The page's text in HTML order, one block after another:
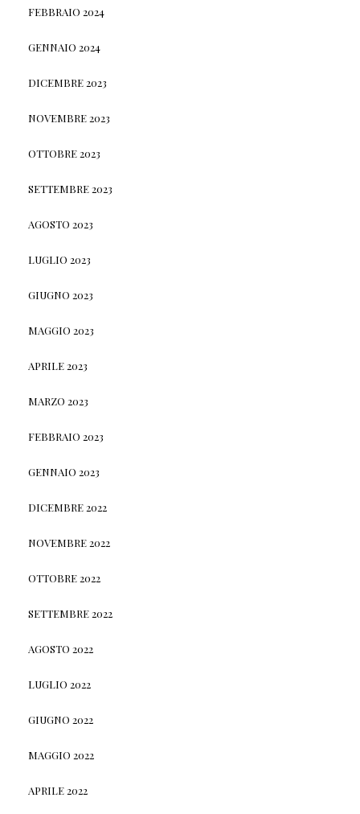
FEBBRAIO 2024
GENNAIO 2024
DICEMBRE 2023
NOVEMBRE 2023
OTTOBRE 2023
SETTEMBRE 2023
AGOSTO 2023
LUGLIO 2023
GIUGNO 2023
MAGGIO 2023
APRILE 2023
MARZO 2023
FEBBRAIO 2023
GENNAIO 2023
DICEMBRE 2022
NOVEMBRE 2022
OTTOBRE 2022
SETTEMBRE 2022
AGOSTO 2022
LUGLIO 2022
GIUGNO 2022
MAGGIO 2022
APRILE 2022